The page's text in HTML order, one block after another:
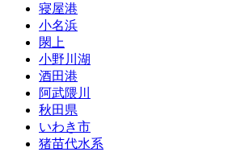
寝屋港
小名浜
閖上
小野川湖
酒田港
阿武隈川
秋田県
いわき市
猪苗代水系